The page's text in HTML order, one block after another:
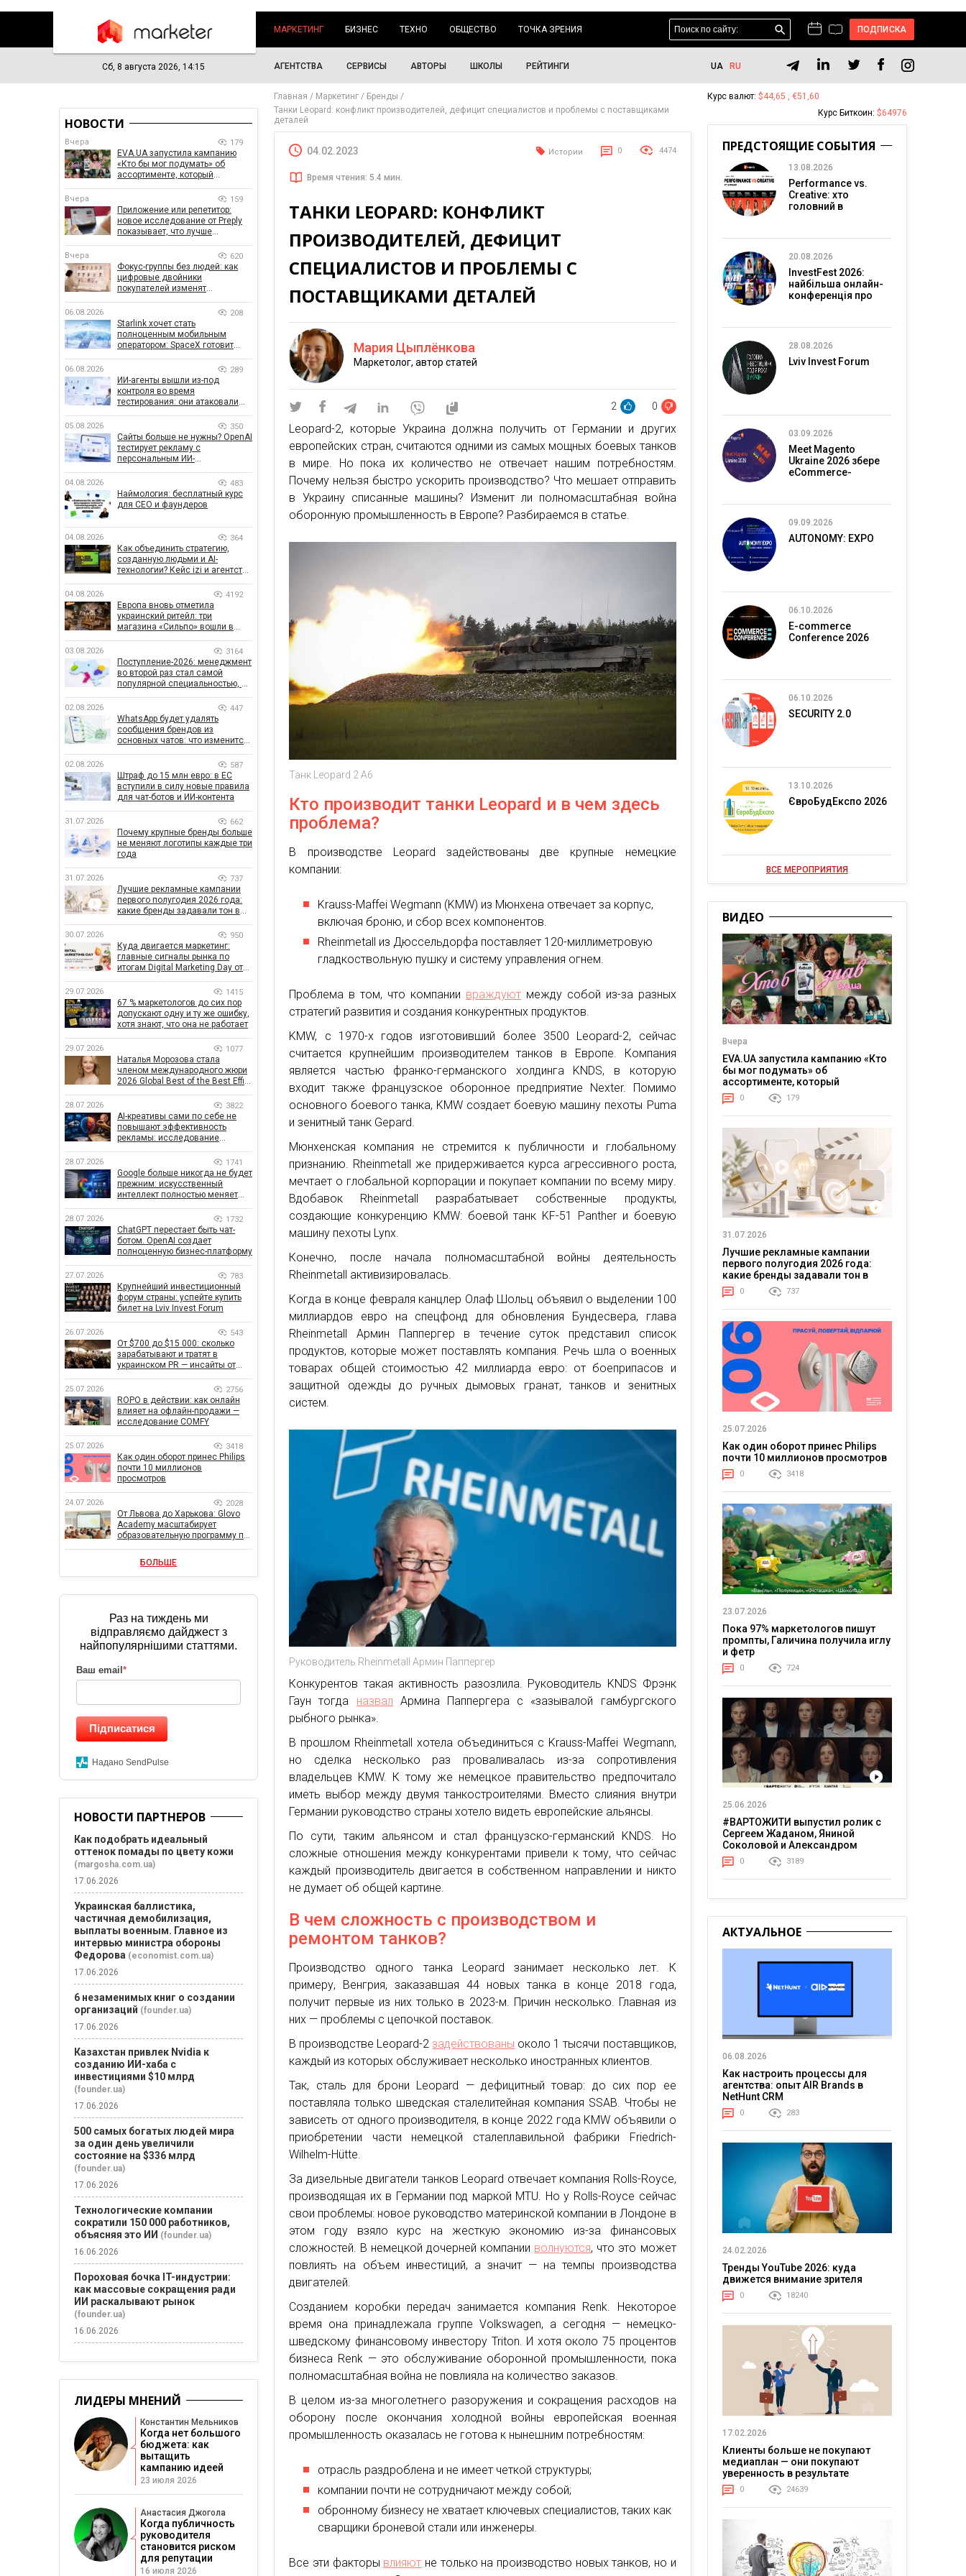
МАРКЕТИНГ БИЗНЕС ТЕХНО ОБЩЕСТВО ТОЧКА ЗРЕНИЯ ПОДПИСКА
Сб, 8 августа 2026, 14:15 АГЕНТСТВА СЕРВИСЫ АВТОРЫ ШКОЛЫ РЕЙТИНГИ UA RU
Главная Маркетинг
Бренды
Танки Leopard: конфликт производителей, дефицит специалистов и проблемы с поставщиками
деталей
04.02.2023 Истории 0 4474
Время чтения: 5.4 мин.
ТАНКИ LEOPARD: КОНФЛИКТ
ПРОИЗВОДИТЕЛЕЙ, ДЕФИЦИТ
СПЕЦИАЛИСТОВ И ПРОБЛЕМЫ С
ПОСТАВЩИКАМИ ДЕТАЛЕЙ
Мария Цыплёнкова
Маркетолог, автор статей
2 0
Leopard-2, которые Украина должна получить от Германии и других
европейских стран, считаются одними из самых мощных боевых танков
в мире. Но пока их количество не отвечает нашим потребностям.
Почему нельзя быстро ускорить производство? Что мешает отправить
в Украину списанные машины? Изменит ли полномасштабная война
оборонную промышленность в Европе? Разбираемся в статье.
Танк Leopard 2 А6
Кто производит танки Leopard и в чем здесь
проблема?
В производстве Leopard задействованы две крупные немецкие
компании:
Krauss-Maffei Wegmann (KMW) из Мюнхена отвечает за корпус,
включая броню, и сбор всех компонентов.
Rheinmetall из Дюссельдорфа поставляет 120-миллиметровую
гладкоствольную пушку и систему управления огнем.
Проблема в том, что компании враждуютмежду собой из-за разных
стратегий развития и создания конкурентных продуктов.
KMW, с 1970-х годов изготовивший более 3500 Leopard-2, сейчас
считается крупнейшим производителем танков в Европе. Компания
является частью франко-германского холдинга KNDS, в которую
входит также французское оборонное предприятие Nexter. Помимо
основного боевого танка, KMW создает боевую машину пехоты Puma
и зенитный танк Gepard.
Мюнхенская компания не стремится к публичности и глобальному
признанию. Rheinmetall же придерживается курса агрессивного роста,
мечтает о глобальной корпорации и покупает компании по всему миру.
Вдобавок Rheinmetall разрабатывает собственные продукты,
создающие конкуренцию KMW: боевой танк KF-51 Panther и боевую
машину пехоты Lynx.
Конечно, после начала полномасштабной войны деятельность
Rheinmetall активизировалась.
Когда в конце февраля канцлер Олаф Шольц объявил о выделении 100
миллиардов евро на спецфонд для обновления Бундесвера, глава
Rheinmetall Армин Паппергер в течение суток представил список
продуктов, которые может поставлять компания. Речь шла о военных
товарах общей стоимостью 42 миллиарда евро: от боеприпасов и
защитной одежды до ручных дымовых гранат, танков и зенитных
систем.
Руководитель Rheinmetall Армин Паппергер
Конкурентов такая активность разозлила. Руководитель KNDS Фрэнк
Гаун тогда назвал Армина Паппергера с «зазывалой гамбургского
рыбного рынка».
В прошлом Rheinmetall хотела объединиться с Krauss-Maffei Wegmann,
но сделка несколько раз проваливалась из-за сопротивления
владельцев KMW. К тому же немецкое правительство предпочитало
иметь выбор между двумя танкостроителями. Вместо слияния внутри
Германии руководство страны хотело видеть европейские альянсы.
По сути, таким альянсом и стал французско-германский KNDS. Но
сложные отношения между конкурентами привели к тому, что сейчас
каждый производитель двигается в собственном направлении и никто
не думает об общей картине.
В чем сложность с производством и
ремонтом танков?
Производство одного танка Leopard занимает несколько лет. К
примеру, Венгрия, заказавшая 44 новых танка в конце 2018 года,
получит первые из них только в 2023-м. Причин несколько. Главная из
них — проблемы с цепочкой поставок.
В производстве Leopard-2задействованы около 1 тысячи поставщиков,
каждый из которых обслуживает несколько иностранных клиентов.
Так, сталь для брони Leopard — дефицитный товар: до сих пор ее
поставляла только шведская сталелитейная компания SSAB. Чтобы не
зависеть от одного производителя, в конце 2022 года KMW объявили о
приобретении части немецкой сталеплавильной фабрики Friedrich-
Wilhelm-Hütte.
За дизельные двигатели танков Leopard отвечает компания Rolls-Royce,
производящая их в Германии под маркой MTU. Но у Rolls-Royce сейчас
свои проблемы: новое руководство материнской компании в Лондоне в
этом году взяло курс на жесткую экономию из-за финансовых
сложностей. В немецкой дочерней компании волнуются, что это может
повлиять на объем инвестиций, а значит — на темпы производства
двигателей.
Созданием коробки передач занимается компания Renk. Некоторое
время она принадлежала группе Volkswagen, а сегодня — немецко-
шведскому финансовому инвестору Triton. И хотя около 75 процентов
бизнеса Renk — это обслуживание оборонной промышленности, пока
полномасштабная война не повлияла на количество заказов.
В целом из-за многолетнего разоружения и сокращения расходов на
оборону после окончания холодной войны европейская военная
промышленность оказалась не готова к нынешним потребностям:
отрасль раздроблена и не имеет четкой структуры;
компании почти не сотрудничают между собой;
обронному бизнесу не хватает ключевых специалистов, таких как
сварщики броневой стали или инженеры.
Все эти факторы влияют не только на производство новых танков, но и
НОВОСТИ
Вчера 179
EVA.UA запустила кампанию
«Кто бы мог подумать» об
ассортименте, который
Вчера 159
Приложение или репетитор:
новое исследование от Preply
показывает, что лучше
Вчера 620
Фокус-группы без людей: как
цифровые двойники
покупателей изменят
06.08.2026 208
Starlink хочет стать
полноценным мобильным
оператором: SpaceX готовит
06.08.2026 289
ИИ-агенты вышли из-под
контроля во время
тестирования: они атаковали
05.08.2026 350
Сайты больше не нужны? OpenAI
тестирует рекламу с
персональным ИИ-
04.08.2026 483
Наймология: бесплатный курс
для CEO и фаундеров
04.08.2026 364
Как объединить стратегию,
созданную людьми и AI-
технологии? Кейс izi и агентства
04.08.2026 4192
Европа вновь отметила
украинский ритейл: три
магазина «Сильпо» вошли в
03.08.2026 3164
Поступление-2026: менеджмент
во второй раз стал самой
популярной специальностью, а
рекордным за последние 5 лет
02.08.2026 447
WhatsApp будет удалять
сообщения брендов из
основных чатов: что изменится
02.08.2026 587
Штраф до 15 млн евро: в ЕС
вступили в силу новые правила
для чат-ботов и ИИ-контента
31.07.2026 662
Почему крупные бренды больше
не меняют логотипы каждые три
года
31.07.2026 737
Лучшие рекламные кампании
первого полугодия 2026 года:
какие бренды задавали тон в
30.07.2026 950
Куда двигается маркетинг:
главные сигналы рынка по
итогам Digital Marketing Day от
29.07.2026 1415
67 % маркетологов до сих пор
допускают одну и ту же ошибку,
хотя знают, что она не работает
29.07.2026 1077
Наталья Морозова стала
членом международного жюри
2026 Global Best of the Best Effie
28.07.2026 3822
AI-креативы сами по себе не
повышают эффективность
рекламы: исследование
влияет на эффективность
кампаний
28.07.2026 1741
Google больше никогда не будет
прежним: искусственный
интеллект полностью меняет
28.07.2026 1732
ChatGPT перестает быть чат-
ботом. OpenAI создает
полноценную бизнес-платформу
27.07.2026 783
Крупнейший инвестиционный
форум страны: успейте купить
билет на Lviv Invest Forum
26.07.2026 543
От $700 до $15 000: сколько
зарабатывают и тратят в
украинском PR — инсайты от
25.07.2026 2756
ROPO в действии: как онлайн
влияет на офлайн-продажи —
исследование COMFY
25.07.2026 3418
Как один оборот принес Philips
почти 10 миллионов
просмотров
24.07.2026 2028
От Львова до Харькова: Glovo
Academy масштабирует
образовательную программу по
бизнеса
БОЛЬШЕ
Раз на тиждень ми
відправляємо дайджест з
найпопулярнішими статтями.
Ваш email *
Підписатися
Надано SendPulse
НОВОСТИ ПАРТНЕРОВ
Как подобрать идеальный
оттенок помады по цвету кожи
(margosha.com.ua)
17.06.2026
Украинская баллистика,
частичная демобилизация,
выплаты военным. Главное из
интервью министра обороны
Федорова (economist.com.ua)
17.06.2026
6 незаменимых книг о создании
организаций (founder.ua)
17.06.2026
Казахстан привлек Nvidia к
созданию ИИ-хаба с
инвестициями $10 млрд
(founder.ua)
17.06.2026
500 самых богатых людей мира
за один день увеличили
состояние на $336 млрд
(founder.ua)
17.06.2026
Технологические компании
сократили 150 000 работников,
объясняя это ИИ (founder.ua)
16.06.2026
Пороховая бочка IT-индустрии:
как массовые сокращения ради
ИИ раскалывают рынок
(founder.ua)
16.06.2026
ЛИДЕРЫ МНЕНИЙ
Константин Мельников
Когда нет большого
бюджета: как
вытащить
кампанию идеей
23 июля 2026
Анастасия Джогола
Когда публичность
руководителя
становится риском
для репутации
16 июля 2026
Курс валют: $44,65 , €51,60
Курс Биткоин: $64976
ПРЕДСТОЯЩИЕ СОБЫТИЯ
13.08.2026
Performance vs.
Creative: хто
головний в
20.08.2026
InvestFest 2026:
найбільша онлайн-
конференція про
28.08.2026
Lviv Invest Forum
03.09.2026
Meet Magento
Ukraine 2026 збере
eCommerce-
09.09.2026
AUTONOMY: EXPO
06.10.2026
E-commerce
Conference 2026
06.10.2026
SECURITY 2.0
13.10.2026
ЄвроБудЕкспо 2026
ВСЕ МЕРОПРИЯТИЯ
ВИДЕО
Вчера
EVA.UA запустила кампанию «Кто
бы мог подумать» об
ассортименте, который
покупатели не ожидают увидеть
на платформе
0 179
31.07.2026
Лучшие рекламные кампании
первого полугодия 2026 года:
какие бренды задавали тон в
отрасли
0 737
25.07.2026
Как один оборот принес Philips
почти 10 миллионов просмотров
0 3418
23.07.2026
Пока 97% маркетологов пишут
промпты, Галичина получила иглу
и фетр
0 724
25.06.2026
#ВАРТОЖИТИ выпустил ролик с
Сергеем Жаданом, Яниной
Соколовой и Александром
Тереном о жизни в постоянном
напряжении
0 3189
АКТУАЛЬНОЕ
06.08.2026
Как настроить процессы для
агентства: опыт AIR Brands в
NetHunt CRM
0 283
24.02.2026
Тренды YouTube 2026: куда
движется внимание зрителя
0 18240
17.02.2026
Клиенты больше не покупают
медиаплан — они покупают
уверенность в результате
0 24639